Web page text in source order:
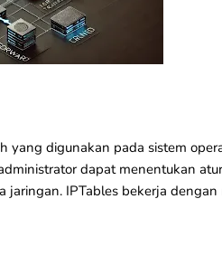
yang digunakan pada sistem
dapat menentukan
jaringan. IPTables bekerja